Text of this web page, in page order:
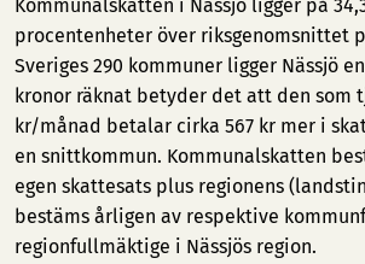
Kommunalskatten i Nässjö ligger på
procentenheter över riksgenomsnittet
Sveriges 290 kommuner ligger Nässjö
kronor räknat betyder det att den som
kr/månad betalar cirka 567 kr mer i
en snittkommun. Kommunalskatten
egen skattesats plus regionens
bestäms årligen av respektive
regionfullmäktige i Nässjös region.